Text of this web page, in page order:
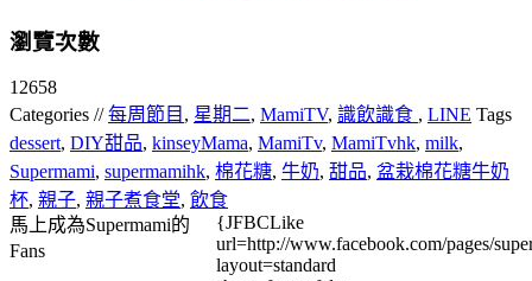
瀏覽次數
12658
Categories //每周節目 , 星期二, MamiTV, 識飲識食 , LINE Tags
dessert, DIY甜品, kinseyMama, MamiTv, MamiTvhk, milk,
Supermami, supermamihk, 棉花糖, 牛奶, 甜品, 盆栽棉花糖牛奶
杯, 親子, 親子煮食堂, 飲食
馬上成為Supermami的
Fans
{JFBCLike
url=http://www.facebook.com/pages/
layout=standard